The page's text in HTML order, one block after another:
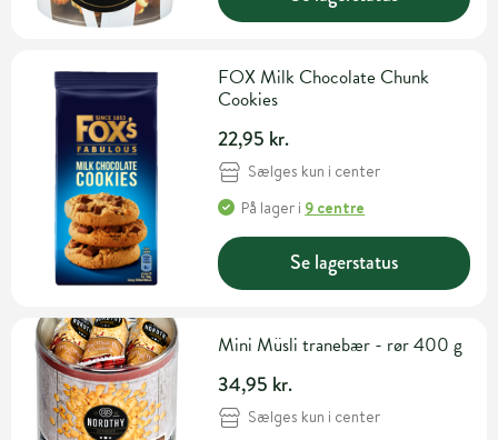
FOX Milk Chocolate Chunk
Cookies
22,95 kr.
Sælges kun i center
På lager i 9 centre
Se lagerstatus
Mini Müsli tranebær - rør 400 g
34,95 kr.
Sælges kun i center